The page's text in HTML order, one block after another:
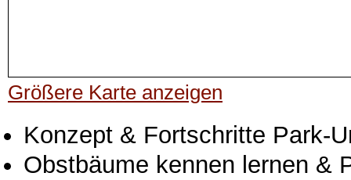
Größere Karte anzeigen
Konzept & Fortschritte Park-
Obstbäume kennen lernen &